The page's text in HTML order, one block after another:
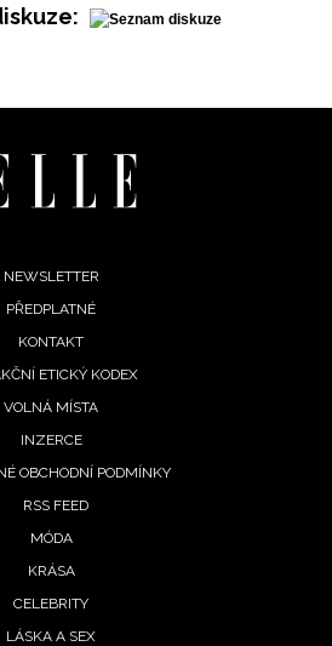
NEWSLETTER
PŘEDPLATNÉ
KONTAKT
ETICKÝ KODEX
VOLNÁ MÍSTA
INZERCE
OBCHODNÍ PODMÍNKY
RSS FEED
MÓDA
KRÁSA
CELEBRITY
LÁSKA A SEX